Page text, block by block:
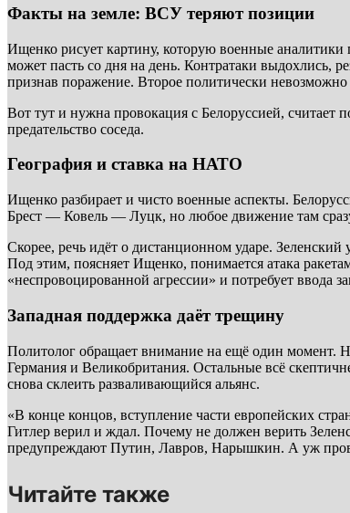
Факты на земле: ВСУ теряют позиции
Ищенко рисует картину, которую военные
может пасть со дня на день. Контратаки выдохлись,
признав поражение. Второе политически
Вот тут и нужна провокация с Белоруссией,
предательство соседа.
География и ставка на НАТО
Ищенко разбирает и чисто военные аспекты.
Брест — Ковель — Луцк, но любое движение там
Скорее, речь идёт о дистанционном ударе.
Под этим, поясняет Ищенко, понимается атака
«неспровоцированной агрессии» и потребует ввода
Западная поддержка даёт трещину
Политолог обращает внимание на ещё один момент.
Германия и Великобритания. Остальные всё
снова склеить разваливающийся альянс.
«В конце концов, вступление части европейских
Гитлер верил и ждал. Почему не должен верить
предупреждают Путин, Лавров, Нарышкин. А уж
Читайте также